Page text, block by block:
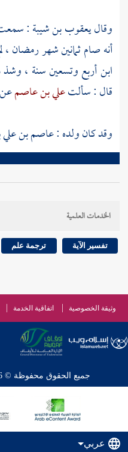
وقاليعقوب بن شيبة:
أنه صام ثمانين شهر رمضان
ابن أربع وتسعين سنة ، وشذ
قال : سألتعلي بن عاصم
وقد كان ولده :عاصم بن
الخدمات العلمية
تفسير الآية ترجمة علم
وثيقة الخصوصية اتفاقية الخدمة
جميع الحقوق محفوظة © 2026 - 1998 لشبكة إسلام ويب
عربي